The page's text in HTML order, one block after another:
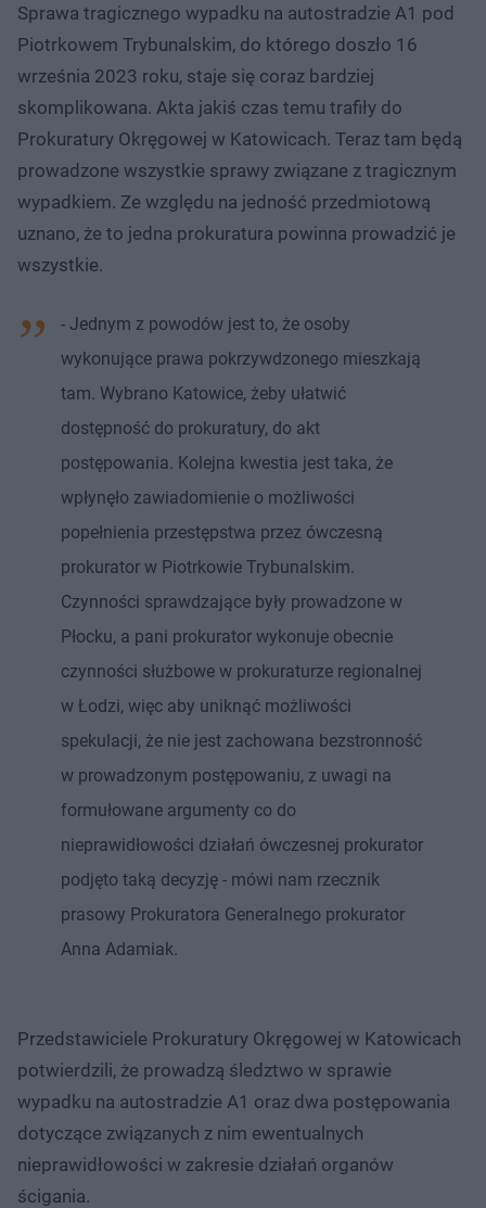
Sprawa tragicznego wypadku na autostradzie A1 pod
Piotrkowem Trybunalskim, do którego doszło 16
września 2023 roku, staje się coraz bardziej
skomplikowana. Akta jakiś czas temu trafiły do
Prokuratury Okręgowej w Katowicach. Teraz tam będą
prowadzone wszystkie sprawy związane z tragicznym
wypadkiem. Ze względu na jedność przedmiotową
uznano, że to jedna prokuratura powinna prowadzić je
wszystkie.
- Jednym z powodów jest to, że osoby
wykonujące prawa pokrzywdzonego mieszkają
tam. Wybrano Katowice, żeby ułatwić
dostępność do prokuratury, do akt
postępowania. Kolejna kwestia jest taka, że
wpłynęło zawiadomienie o możliwości
popełnienia przestępstwa przez ówczesną
prokurator w Piotrkowie Trybunalskim.
Czynności sprawdzające były prowadzone w
Płocku, a pani prokurator wykonuje obecnie
czynności służbowe w prokuraturze regionalnej
w Łodzi, więc aby uniknąć możliwości
spekulacji, że nie jest zachowana bezstronność
w prowadzonym postępowaniu, z uwagi na
formułowane argumenty co do
nieprawidłowości działań ówczesnej prokurator
podjęto taką decyzję - mówi nam rzecznik
prasowy Prokuratora Generalnego prokurator
Anna Adamiak.
Przedstawiciele Prokuratury Okręgowej w Katowicach
potwierdzili, że prowadzą śledztwo w sprawie
wypadku na autostradzie A1 oraz dwa postępowania
dotyczące związanych z nim ewentualnych
nieprawidłowości w zakresie działań organów
ścigania.